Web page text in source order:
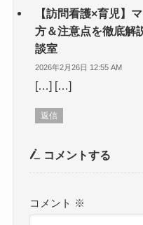
【訪問看護×育児】
方＆注意点を徹底解
談室
2026年2月26日 12:55 AM
[…] […]
返信
コメントする
コメント ※